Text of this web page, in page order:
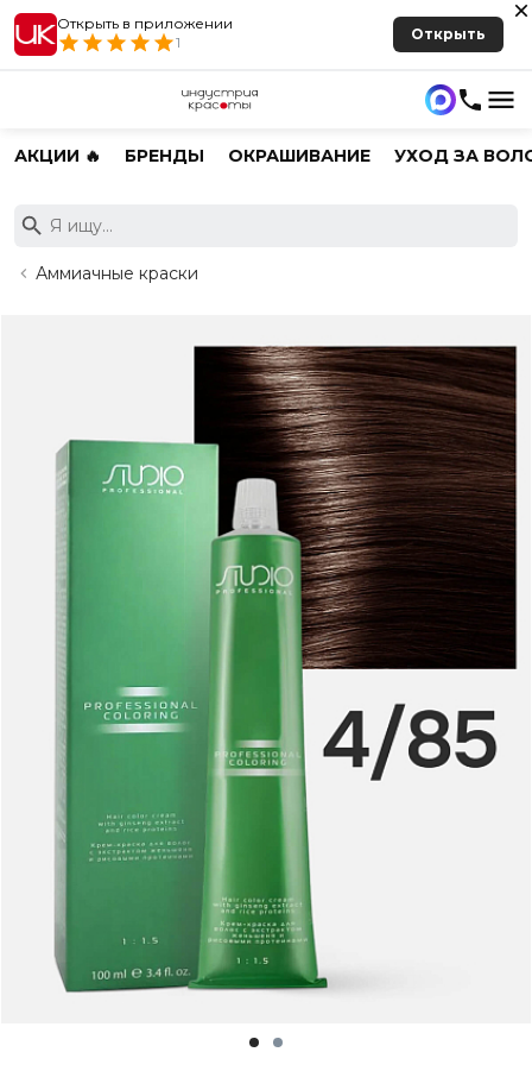
Открыть в приложении
1
Открыть
АКЦИИ 🔥 БРЕНДЫ ОКРАШИВАНИЕ УХОД ЗА
Аммиачные краски